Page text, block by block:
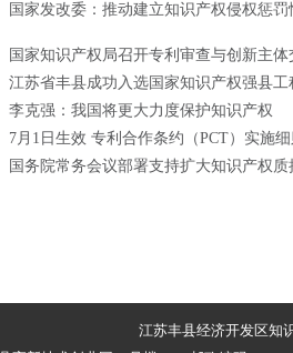
国家发改委：推动建立知识产权侵权惩
国家知识产权局召开专利审查与创新主体
江苏省丰县成功入选国家知识产权强县工
李克强：我国将更大力度保护知识产权
7月1日生效 专利合作条约（PCT）实施
国务院常务会议部署支持扩大知识产权质
江苏丰县经济开发区知